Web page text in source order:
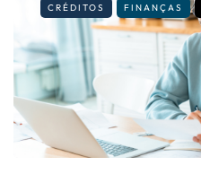
CRÉDITOS FINANÇAS